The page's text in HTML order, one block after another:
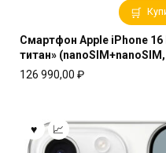
Смартфон Apple iPhone
титан»
126 990,00 ₽